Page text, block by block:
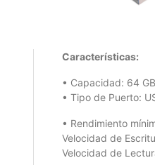
Características:
• Capacidad: 64 GB
• Tipo de Puerto:
• Rendimiento
Velocidad de
Velocidad de